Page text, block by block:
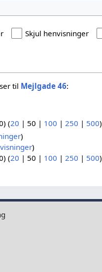
Skjul henvisninger
til Mejlgade 46:
) (20 | 50 | 100 | 250 | 500)
)
)
) (20 | 50 | 100 |250 | 500)